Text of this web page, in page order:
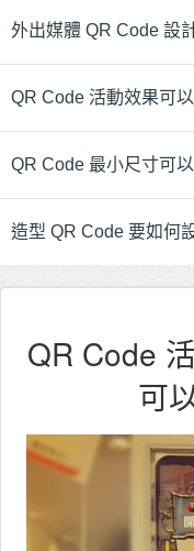
外出媒體 QR Code 設
QR Code 活動效果可
QR Code 最小尺寸可
造型 QR Code 要如何
QR Code
可